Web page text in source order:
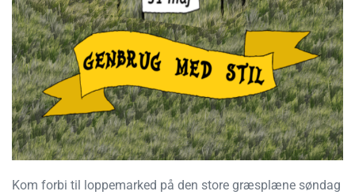
Kom forbi til loppemarked på den store græsplæne søndag